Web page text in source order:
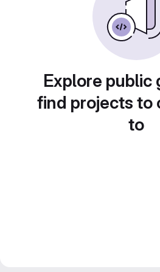
Explore public
find projects to
to